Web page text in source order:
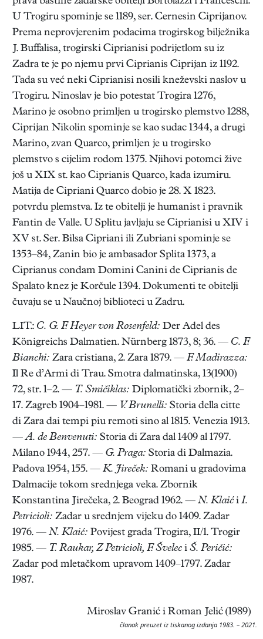
U Trogiru spominje se 1189, ser. Cernesin Ciprijanov.
Prema neprovjerenim podacima trogirskog bilježnika
J. Buffalisa, trogirski Ciprianisi podrijetlom su iz
Zadra te je po njemu prvi Ciprianis Ciprijan iz 1192.
Tada su već neki Ciprianisi nosili kneževski naslov u
Trogiru. Ninoslav je bio potestat Trogira 1276,
Marino je osobno primljen u trogirsko plemstvo 1288,
Ciprijan Nikolin spominje se kao sudac 1344, a drugi
Marino, zvan Quarco, primljen je u trogirsko
plemstvo s cijelim rodom 1375. Njihovi potomci žive
još u XIX st. kao Ciprianis Quarco, kada izumiru.
Matija de Cipriani Quarco dobio je 28. X 1823.
potvrdu plemstva. Iz te obitelji je humanist i pravnik
Fantin de Valle. U Splitu javljaju se Ciprianisi u XIV i
XV st. Ser. Bilsa Cipriani ili Zubriani spominje se
1353–84, Zanin bio je ambasador Splita 1373, a
Ciprianus condam Domini Canini de Ciprianis de
Spalato knez je Korčule 1394. Dokumenti te obitelji
čuvaju se u Naučnoj biblioteci u Zadru.
LIT.: C. G. F. Heyer von Rosenfeld: Der Adel des
Königreichs Dalmatien. Nürnberg 1873, 8; 36. — C. F.
Bianchi: Zara cristiana, 2. Zara 1879. — F. Madirazza:
Il Re d’Armi di Trau. Smotra dalmatinska, 13(1900)
72, str. 1–2. — T. Smičiklas: Diplomatički zbornik, 2–
17. Zagreb 1904–1981. — V. Brunelli: Storia della citte
di Zara dai tempi piu remoti sino al 1815. Venezia 1913.
—A. de Benvenuti: Storia di Zara dal 1409 al 1797.
Milano 1944, 257. — G. Praga: Storia di Dalmazia.
Padova 1954, 155. — K. Jireček: Romani u gradovima
Dalmacije tokom srednjega veka. Zbornik
Konstantina Jirečeka, 2. Beograd 1962. — N. Klaić i I.
Petricioli: Zadar u srednjem vijeku do 1409. Zadar
1976. — N. Klaić: Povijest grada Trogira, II/1. Trogir
1985. — T. Raukar, Z Petricioli, F. Švelec i Š. Peričić:
Zadar pod mletačkom upravom 1409–1797. Zadar
1987.
Miroslav Granić i Roman Jelić (1989)
članak preuzet iz tiskanog izdanja 1983. – 2021.